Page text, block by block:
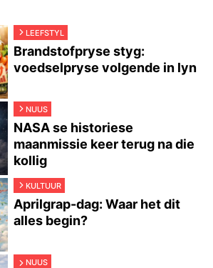
LEEFSTYL
Brandstofpryse styg:
voedselpryse volgende in lyn
NUUS
NASA se historiese
maanmissie keer terug na die
kollig
KULTUUR
Aprilgrap-dag: Waar het dit
alles begin?
NUUS